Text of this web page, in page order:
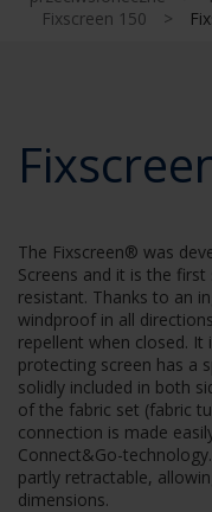
Fixscreen 150
>
The Fixscreen® was
Screens and it is the
resistant. Thanks to an
windproof in all
repellent when closed. It
protecting screen has a
solidly included in both
of the fabric set (fabric
connection is made
Connect&Go-
partly retractable,
dimensions.